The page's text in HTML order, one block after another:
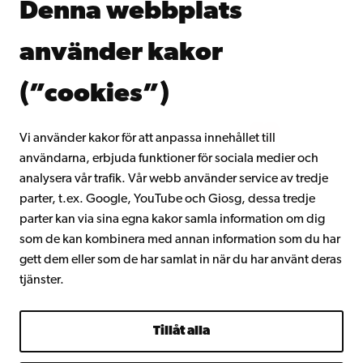
Denna webbplats
använder kakor
(”cookies”)
Vi använder kakor för att anpassa innehållet till
användarna, erbjuda funktioner för sociala medier och
analysera vår trafik. Vår webb använder service av tredje
parter, t.ex. Google, YouTube och Giosg, dessa tredje
parter kan via sina egna kakor samla information om dig
som de kan kombinera med annan information som du har
gett dem eller som de har samlat in när du har använt deras
tjänster.
Tillåt alla
Kontinuerligt lärande
Gå med i Åbo Akademis alumnnätverk
Intranätet
Facebook InstagramYouTube LinkedIn Blog Snapchat